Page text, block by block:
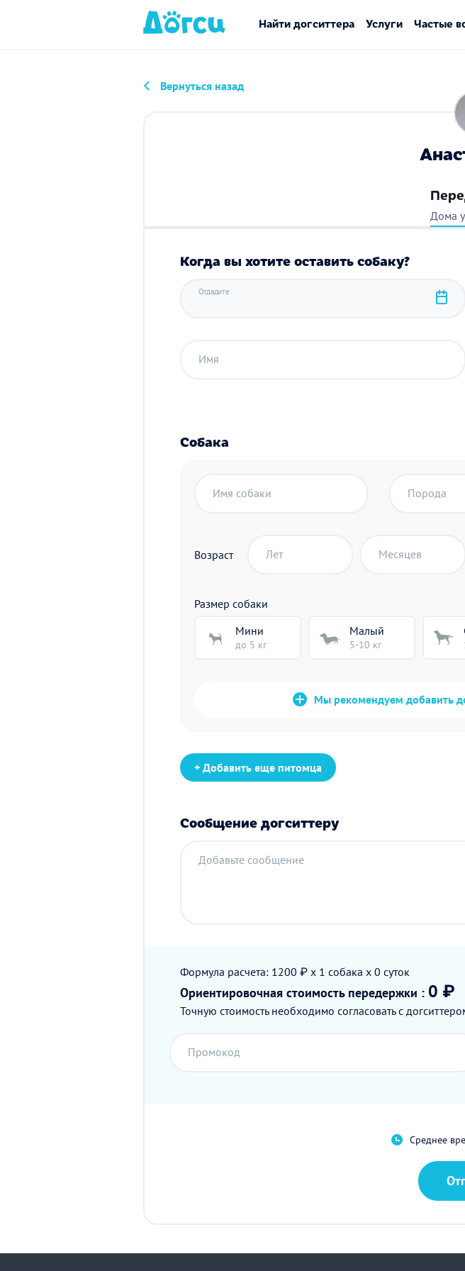
Найти догситтера Услуги Частые
Вернуться назад
Дома у
Когда вы хотите оставить собаку?
Отдадите
Имя
Собака
Имя собаки Порода
Возраст Лет Месяцев
Размер собаки
Мини
до 5 кг
Малый
5-10 кг
Мы рекомендуем добавить
+ Добавить еще питомца
Сообщение догситтеру
Добавьте сообщение
Формула расчета: 1200 ₽ x 1 собака x 0 суток
Ориентировочная стоимость передержки : 0 ₽
Точную стоимость необходимо согласовать с
Промокод
Среднее